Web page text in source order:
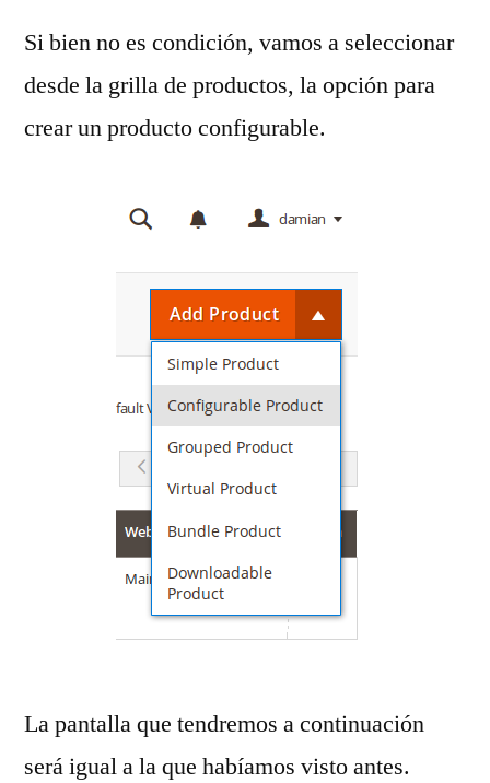
Si bien no es condición, vamos a seleccionar
desde la grilla de productos, la opción para
crear un producto configurable.
La pantalla que tendremos a continuación
será igual a la que habíamos visto antes.